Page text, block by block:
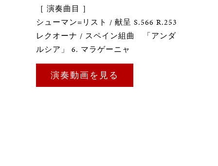
［ 演奏曲目 ］
シューマン=リスト / 献呈 S.566 R.253
レクオーナ / スペイン組曲 「アンダ
ルシア」 6. マラゲーニャ
演奏動画を見る